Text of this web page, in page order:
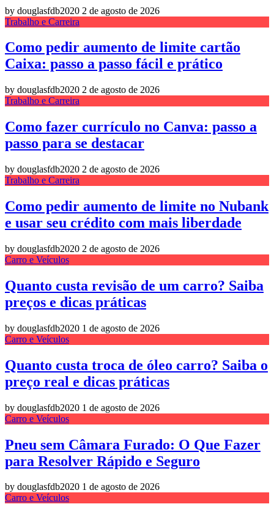
by douglasfdb2020 2 de agosto de 2026
Trabalho e Carreira
Como pedir aumento de limite cartão
Caixa: passo a passo fácil e prático
by douglasfdb2020 2 de agosto de 2026
Trabalho e Carreira
Como fazer currículo no Canva: passo a
passo para se destacar
by douglasfdb2020 2 de agosto de 2026
Trabalho e Carreira
Como pedir aumento de limite no Nubank
e usar seu crédito com mais liberdade
by douglasfdb2020 2 de agosto de 2026
Carro e Veículos
Quanto custa revisão de um carro? Saiba
preços e dicas práticas
by douglasfdb2020 1 de agosto de 2026
Carro e Veículos
Quanto custa troca de óleo carro? Saiba o
preço real e dicas práticas
by douglasfdb2020 1 de agosto de 2026
Carro e Veículos
Pneu sem Câmara Furado: O Que Fazer
para Resolver Rápido e Seguro
by douglasfdb2020 1 de agosto de 2026
Carro e Veículos